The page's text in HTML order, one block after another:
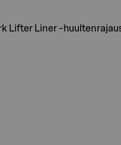
Lifter Liner -